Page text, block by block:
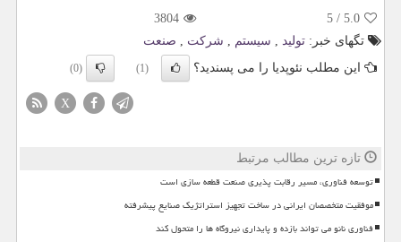
5.0
/
5
3804
تگهای خبر: تولید , سیستم , شركت , صنعت
این مطلب نئوپدیا را می پسندید؟
(1)
(0)
X
تازه ترین مطالب مرتبط
توسعه فناوری، مسیر رقابت پذیری صنعت قطعه سازی است
موفقیت متخصصان ایرانی در ساخت تجهیز استراتژیک صنایع پیشرفته
فناوری نانو می تواند بازده و پایداری نیروگاه ها را متحول کند